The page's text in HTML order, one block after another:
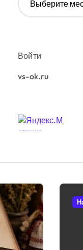
р
ы
Войти
vs-ok.ru